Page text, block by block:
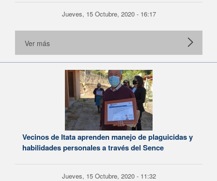
Jueves, 15 Octubre, 2020 - 16:17
Ver más
Vecinos de Itata aprenden manejo de plaguicidas y
habilidades personales a través del Sence
Jueves, 15 Octubre, 2020 - 11:32